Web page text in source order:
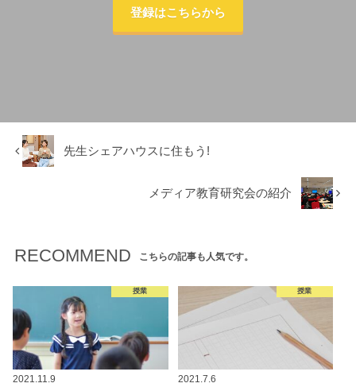
登録はこちらから
先生シェアハウスに住もう!
メディア教育研究会の紹介
RECOMMEND こちらの記事も人気です。
授業
2021.11.9
授業
2021.7.6